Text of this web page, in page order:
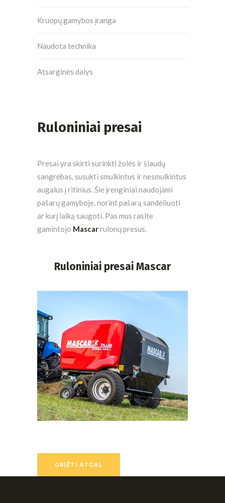
Kruopų gamybos įranga
Naudota technika
Atsarginės dalys
Ruloniniai presai
Presai yra skirti surinkti žolės ir šiaudų
sangrėbas, susukti smulkintus ir nesmulkintus
augalus į ritinius. Šie įrenginiai naudojami
pašarų gamyboje, norint pašarą sandėliuoti
ar kurį laiką saugoti. Pas mus rasite
gamintojo Mascarrulonų presus.
Ruloniniai presai Mascar
GRĮŽTI ATGAL